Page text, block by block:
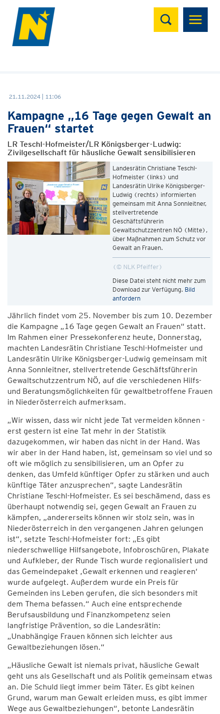
Suchen
21.11.2024 | 11:06
Kampagne „16 Tage gegen Gewalt an
Frauen“ startet
LR Teschl-Hofmeister/LR Königsberger-Ludwig:
Zivilgesellschaft für häusliche Gewalt sensibilisieren
Landesrätin Christiane Teschl-
Hofmeister (links) und
Landesrätin Ulrike Königsberger-
Ludwig (rechts) informierten
gemeinsam mit Anna Sonnleitner,
stellvertretende
Geschäftsführerin
Gewaltschutzzentren NÖ (Mitte),
über Maßnahmen zum Schutz vor
Gewalt an Frauen.
© NLK Pfeiffer
Diese Datei steht nicht mehr zum
Download zur Verfügung. Bild
anfordern
Jährlich findet vom 25. November bis zum 10. Dezember
die Kampagne „16 Tage gegen Gewalt an Frauen“ statt.
Im Rahmen einer Pressekonferenz heute, Donnerstag,
machten Landesrätin Christiane Teschl-Hofmeister und
Landesrätin Ulrike Königsberger-Ludwig gemeinsam mit
Anna Sonnleitner, stellvertretende Geschäftsführerin
Gewaltschutzzentrum NÖ, auf die verschiedenen Hilfs-
und Beratungsmöglichkeiten für gewaltbetroffene Frauen
in Niederösterreich aufmerksam.
„Wir wissen, dass wir nicht jede Tat vermeiden können -
erst gestern ist eine Tat mehr in der Statistik
dazugekommen, wir haben das nicht in der Hand. Was
wir aber in der Hand haben, ist, gemeinsam so viel und so
oft wie möglich zu sensibilisieren, um an Opfer zu
denken, das Umfeld künftiger Opfer zu stärken und auch
künftige Täter anzusprechen“, sagte Landesrätin
Christiane Teschl-Hofmeister. Es sei beschämend, dass es
überhaupt notwendig sei, gegen Gewalt an Frauen zu
kämpfen, „andererseits können wir stolz sein, was in
Niederösterreich in den vergangenen Jahren gelungen
ist“, setzte Teschl-Hofmeister fort: „Es gibt
niederschwellige Hilfsangebote, Infobroschüren, Plakate
und Aufkleber, der Runde Tisch wurde regionalisiert und
das Gemeindepaket ,Gewalt erkennen und reagieren‘
wurde aufgelegt. Außerdem wurde ein Preis für
Gemeinden ins Leben gerufen, die sich besonders mit
dem Thema befassen.“ Auch eine entsprechende
Berufsausbildung und Finanzkompetenz seien
langfristige Prävention, so die Landesrätin:
„Unabhängige Frauen können sich leichter aus
Gewaltbeziehungen lösen.“
„Häusliche Gewalt ist niemals privat, häusliche Gewalt
geht uns als Gesellschaft und als Politik gemeinsam etwas
an. Die Schuld liegt immer beim Täter. Es gibt keinen
Grund, warum man Gewalt erleiden muss, es gibt immer
Wege aus Gewaltbeziehungen“, betonte Landesrätin